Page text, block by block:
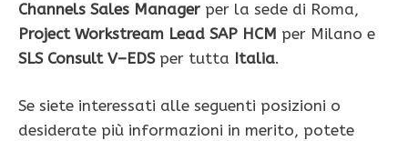
Channels Sales Manager per la sede di Roma,
Project Workstream Lead SAP HCM per Milano e
SLS Consult V–EDSper tutta Italia.
Se siete interessati alle seguenti posizioni o
desiderate più informazioni in merito, potete